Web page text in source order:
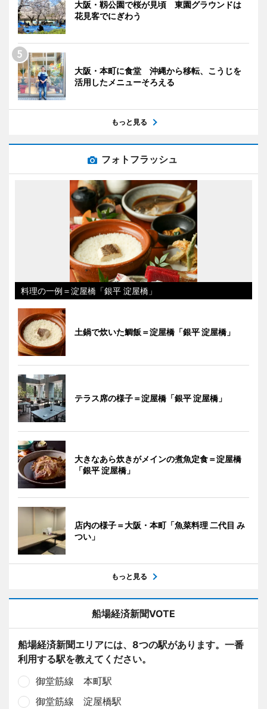
大阪・靱公園で桜が見頃 東園グラウンドは
花見客でにぎわう
大阪・本町に食堂 沖縄から移転、こうじを
活用したメニューそろえる
もっと見る
フォトフラッシュ
料理の一例＝淀屋橋「銀平 淀屋橋」
土鍋で炊いた鯛飯＝淀屋橋「銀平 淀屋橋」
テラス席の様子＝淀屋橋「銀平 淀屋橋」
大きなあら炊きがメインの煮魚定食＝淀屋橋
「銀平 淀屋橋」
店内の様子＝大阪・本町「魚菜料理 二代目 み
つい」
もっと見る
船場経済新聞VOTE
船場経済新聞エリアには、8つの駅があります。一番
利用する駅を教えてください。
御堂筋線 本町駅
御堂筋線 淀屋橋駅